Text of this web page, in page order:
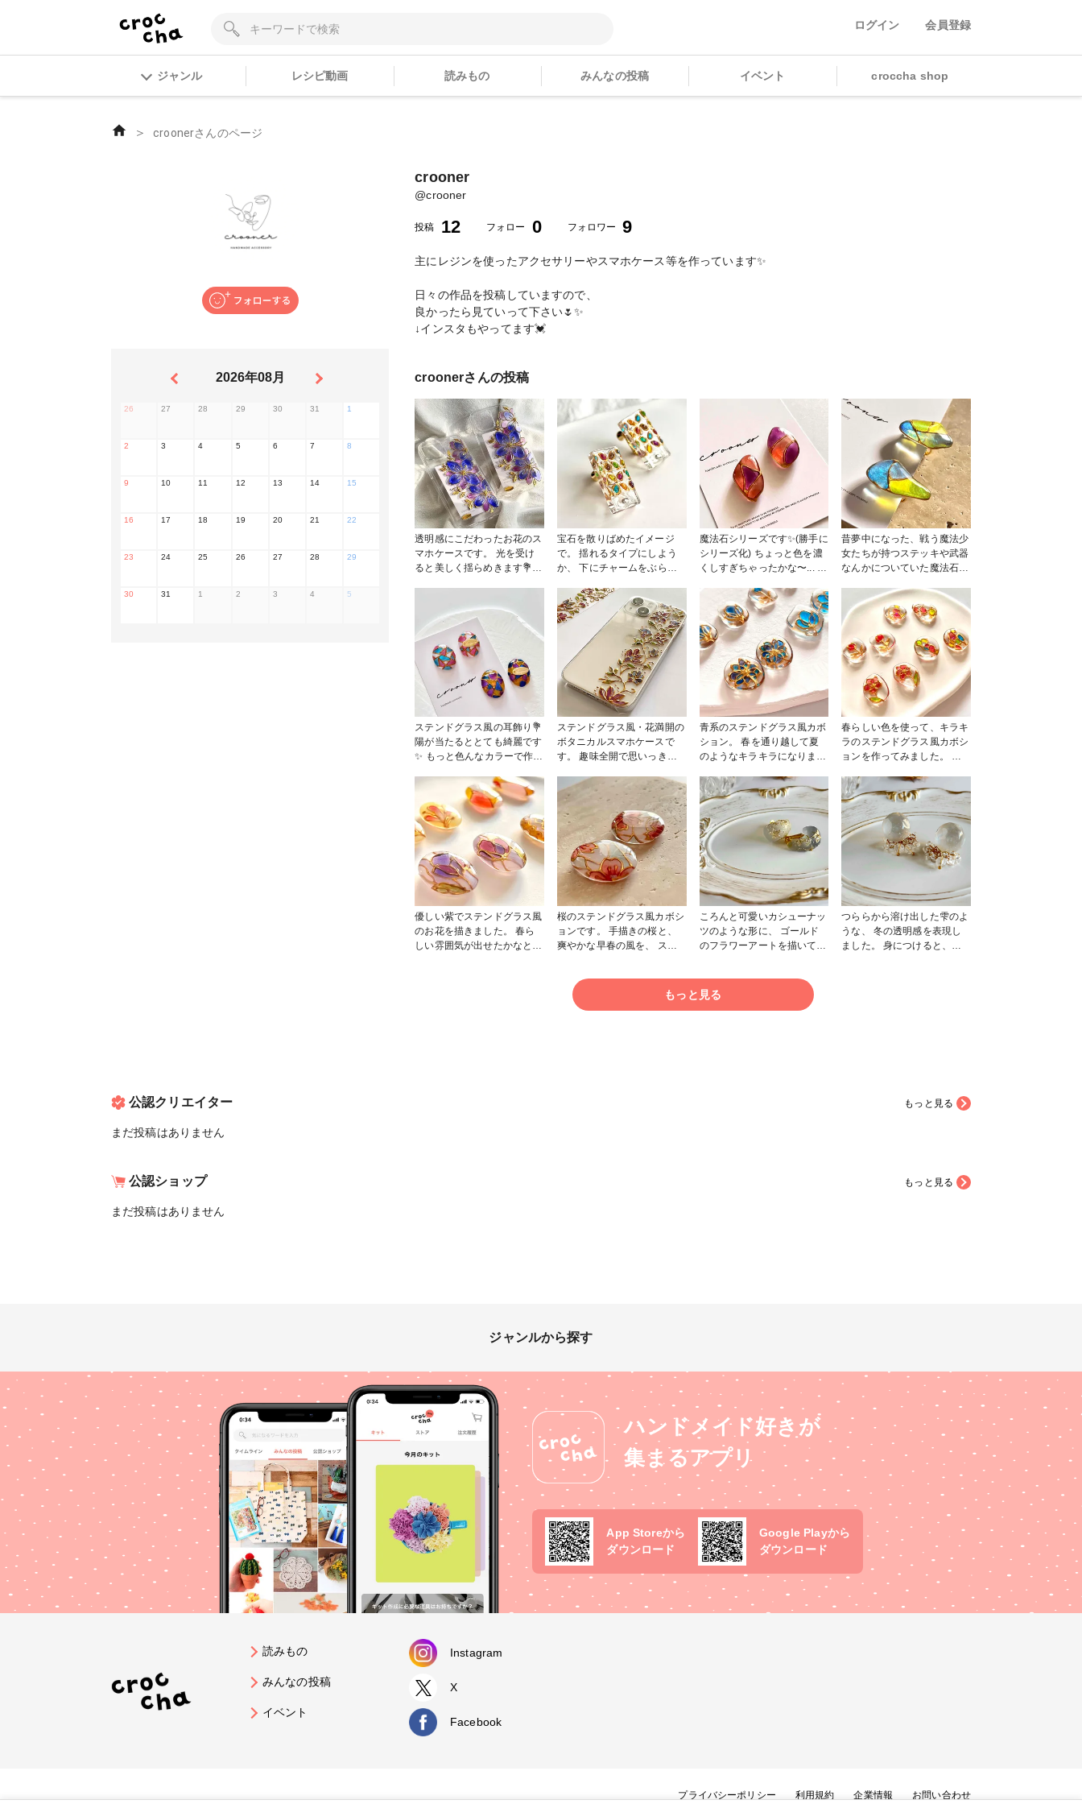
ログイン 会員登録
ジャンル レシピ動画 読みもの みんなの投稿 イベント croccha shop
＞ croonerさんのページ
2026年08月
26 27 28 29 30 31 1
2 3 4 5 6 7 8
9 10 11 12 13 14 15
16 17 18 19 20 21 22
23 24 25 26 27 28 29
30 31 1 2 3 4 5
crooner
@crooner
投稿 12 フォロー 0 フォロワー 9
主にレジンを使ったアクセサリーやスマホケース等を作っています✨
日々の作品を投稿していますので、
良かったら見ていって下さい🌷✨
↓インスタもやってます💓
croonerさんの投稿
透明感にこだわったお花のス
マホケースです。 光を受け
ると美しく揺らめきます💐✨
宝石を散りばめたイメージ
で。 揺れるタイプにしよう
か、 下にチャームをぶら下
クセサリー部 #ピアス #イヤ
リング #レジン
魔法石シリーズです✨(勝手に
シリーズ化) ちょっと色を濃
くしすぎちゃったかな〜... も
ラーにするのが目標です。 #
アクセサリー部 #ピアス #イ
ヤリング
昔夢中になった、戦う魔法少
女たちが持つステッキや武器
なんかについていた魔法石。
私たちでも身につけられる、
魔法石を作りたい！ という
わけで試行錯誤しております
😚 #イヤリング #アクセサリ
ー部 #ピアス
ステンドグラス風の耳飾り💐
陽が当たるととても綺麗です
✨ もっと色んなカラーで作っ
ング #アクセサリー部
ステンドグラス風・花満開の
ボタニカルスマホケースで
す。 趣味全開で思いっきり
様は手癖でずっと描いていら
れます...☺️ #春の作品コンテ
スト2023 #スマホアクセ
青系のステンドグラス風カボ
ション。 春を通り越して夏
のようなキラキラになりまし
春らしい色を使って、キラキ
ラのステンドグラス風カボシ
ョンを作ってみました。 光
#春の作品コンテスト2023
優しい紫でステンドグラス風
のお花を描きました。 春ら
しい雰囲気が出せたかなと思
桜のステンドグラス風カボシ
ョンです。 手描きの桜と、
爽やかな早春の風を、 ステ
スト2023
ころんと可愛いカシューナッ
ツのような形に、 ゴールド
のフラワーアートを描いて
ト✨ #作家のためのレジン大
賞2023 #アクセサリー部 #イ
つららから溶け出した雫のよ
うな、 冬の透明感を表現し
ました。 身につけると、お
もっと見る
公認クリエイター もっと見る
まだ投稿はありません
公認ショップ もっと見る
まだ投稿はありません
ジャンルから探す
ハンドメイド好きが
集まるアプリ
App Storeから
ダウンロード
Google Playから
ダウンロード
読みもの
みんなの投稿
イベント
Instagram
X
Facebook
プライバシーポリシー 利用規約 企業情報 お問い合わせ